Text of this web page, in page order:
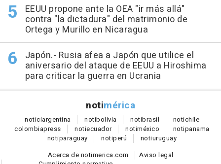
EEUU propone ante la OEA "ir más allá"
contra "la dictadura" del matrimonio de
Ortega y Murillo en Nicaragua
Japón.- Rusia afea a Japón que utilice el
aniversario del ataque de EEUU a Hiroshima
para criticar la guerra en Ucrania
notimérica
noticiargentina notibolivia notibrasil notichile
colombiapress notiecuador notiméxico notipanama
notiparaguay notiperú notiuruguay
Acerca de notimerica.com
Aviso legal